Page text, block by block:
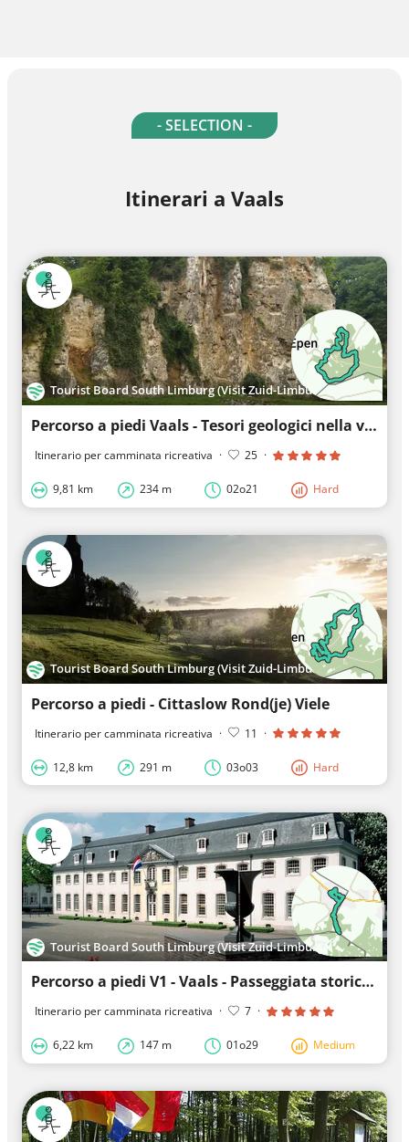
- SELECTION -
Itinerari a Vaals
Tourist Board South Limburg (Visit Zuid-Limburg)
Percorso a piedi Vaals - Tesori geologici nella valle di Geul
Itinerario per camminata ricreativa · 25 ·
9,81 km 234 m 02o21 Hard
Tourist Board South Limburg (Visit Zuid-Limburg)
Percorso a piedi - Cittaslow Rond(je) Viele
Itinerario per camminata ricreativa · 11 ·
12,8 km 291 m 03o03 Hard
Tourist Board South Limburg (Visit Zuid-Limburg)
Percorso a piedi V1 - Vaals - Passeggiata storica a Vaals
Itinerario per camminata ricreativa · 7 ·
6,22 km 147 m 01o29 Medium